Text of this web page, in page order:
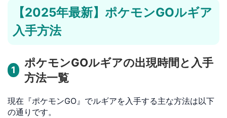
【2025年最新】ポケモンGOルギア
入手方法
1
ポケモンGOルギアの出現時間と入手
方法一覧
現在『ポケモンGO』でルギアを入手する主な方法は以下
の通りです。